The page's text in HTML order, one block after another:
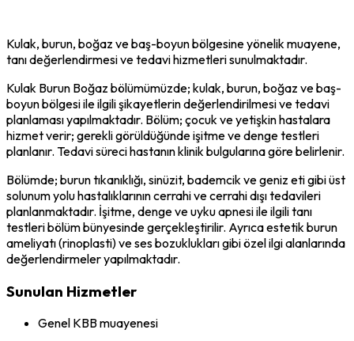
Kulak, burun, boğaz ve baş-boyun bölgesine yönelik muayene,
tanı değerlendirmesi ve tedavi hizmetleri sunulmaktadır.
Kulak Burun Boğaz bölümümüzde; kulak, burun, boğaz ve baş-
boyun bölgesi ile ilgili şikayetlerin değerlendirilmesi ve tedavi
planlaması yapılmaktadır. Bölüm; çocuk ve yetişkin hastalara
hizmet verir; gerekli görüldüğünde işitme ve denge testleri
planlanır. Tedavi süreci hastanın klinik bulgularına göre belirlenir.
Bölümde; burun tıkanıklığı, sinüzit, bademcik ve geniz eti gibi üst
solunum yolu hastalıklarının cerrahi ve cerrahi dışı tedavileri
planlanmaktadır. İşitme, denge ve uyku apnesi ile ilgili tanı
testleri bölüm bünyesinde gerçekleştirilir. Ayrıca estetik burun
ameliyatı (rinoplasti) ve ses bozuklukları gibi özel ilgi alanlarında
değerlendirmeler yapılmaktadır.
Sunulan Hizmetler
Genel KBB muayenesi